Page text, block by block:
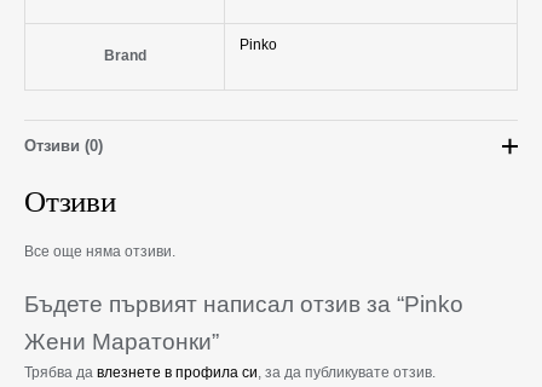
Brand
Pinko
Отзиви (0)
Отзиви
Все още няма отзиви.
Бъдете първият написал отзив за “Pinko
Жени Маратонки”
Трябва да влезнете в профила си , за да публикувате отзив.